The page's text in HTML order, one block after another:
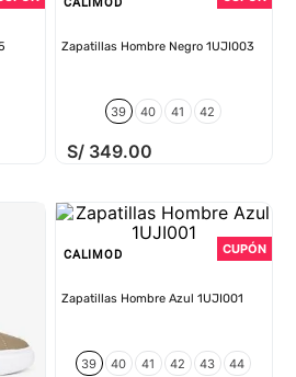
Zapatillas Hombre Negro 1UJI003
39 40 41 42
S/ 349.00
CALIMOD
Zapatillas Hombre Azul 1UJI001
39 40 41 42 43 44